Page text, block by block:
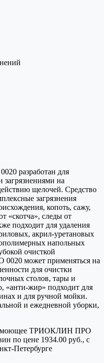
разработан для
на
щелочей. Средство
загрязнения
копоть, сажу,
«скотча», следы от
подходит для удаления
акрил-уретановых
напольных
очисткой
может применяться на
для очистки
столов, тары и
«анти-жир» подходит для
и для ручной мойки.
и ежедневной уборки,
моющее ТРИОКЛИН ПРО
по цене 1934.00 руб., с
Петербурге